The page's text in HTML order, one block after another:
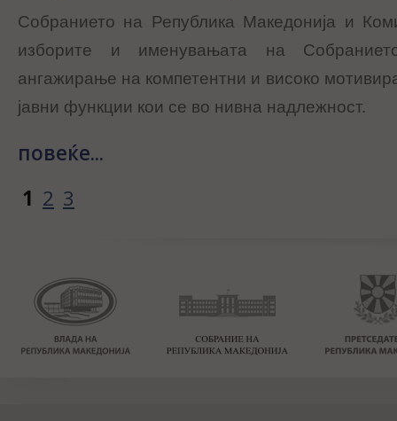
Собранието на Република Македонија и
изборите и именувањата на
ангажирање на компетентни и високо
јавни функции кои се во нивна надлежност.
повеќе...
1 2 3